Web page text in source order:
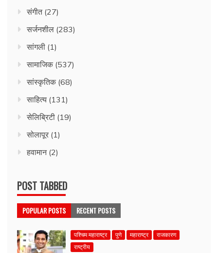
संगीत(27)
सर्जनशील (283)
सांगली (1)
सामाजिक (537)
सांस्कृतिक (68)
साहित्य (131)
सेलिब्रिटी (19)
सोलापूर (1)
हवामान(2)
POST TABBED
POPULAR POSTS RECENT POSTS
पश्चिम महाराष्ट्र पुणे महाराष्ट्र
राजकारण
राष्ट्रीय